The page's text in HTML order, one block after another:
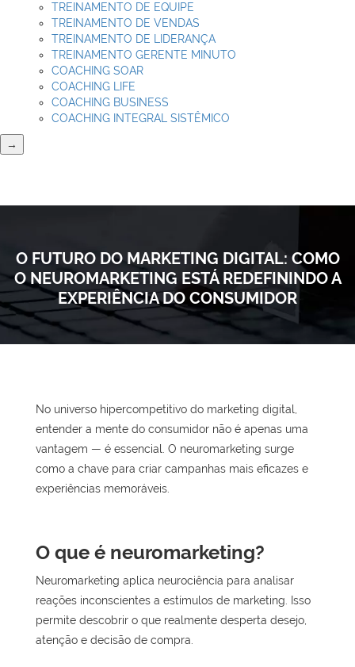
TREINAMENTO DE EQUIPE
TREINAMENTO DE VENDAS
TREINAMENTO DE LIDERANÇA
TREINAMENTO GERENTE MINUTO
COACHING SOAR
COACHING LIFE
COACHING BUSINESS
COACHING INTEGRAL SISTÊMICO
→
O FUTURO DO MARKETING DIGITAL: COMO
O NEUROMARKETING ESTÁ REDEFININDO A
EXPERIÊNCIA DO CONSUMIDOR
No universo hipercompetitivo do marketing digital,
entender a mente do consumidor não é apenas uma
vantagem — é essencial. O neuromarketing surge
como a chave para criar campanhas mais eficazes e
experiências memoráveis.
O que é neuromarketing?
Neuromarketing aplica neurociência para analisar
reações inconscientes a estímulos de marketing. Isso
permite descobrir o que realmente desperta desejo,
atenção e decisão de compra.